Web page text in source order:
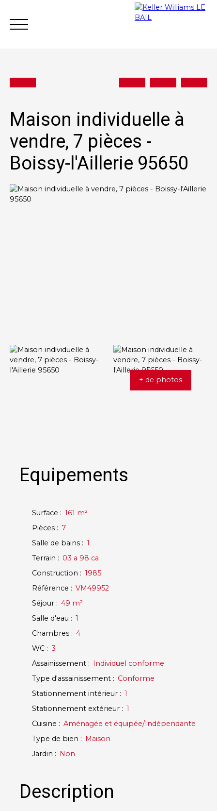
Achat Vente Location Gestion
Estimation
Maison individuelle à
vendre, 7 pièces -
Boissy-l'Aillerie 95650
+ de photos
Equipements
Surface : 161 m²
Pièces : 7
Salle de bains : 1
Terrain : 03 a 98 ca
Construction : 1985
Référence : VM49952
Séjour : 49 m²
Salle d'eau : 1
Chambres : 4
WC : 3
Assainissement : Individuel conforme
Type d'assainissement : Conforme
Stationnement intérieur : 1
Stationnement extérieur : 1
Cuisine : Aménagée et équipée/Indépendante
Type de bien : Maison
Jardin : Non
Description